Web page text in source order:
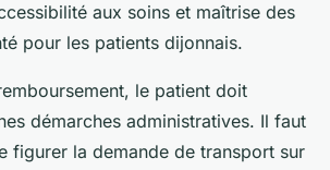
aux soins et maîtrise des
pour les patients dijonnais.
le patient doit
démarches administratives. Il faut
figurer la demande de transport sur